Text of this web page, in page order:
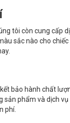
tôi còn cung
sắc nào cho
bảo hành chất
phẩm và dịch
phí.